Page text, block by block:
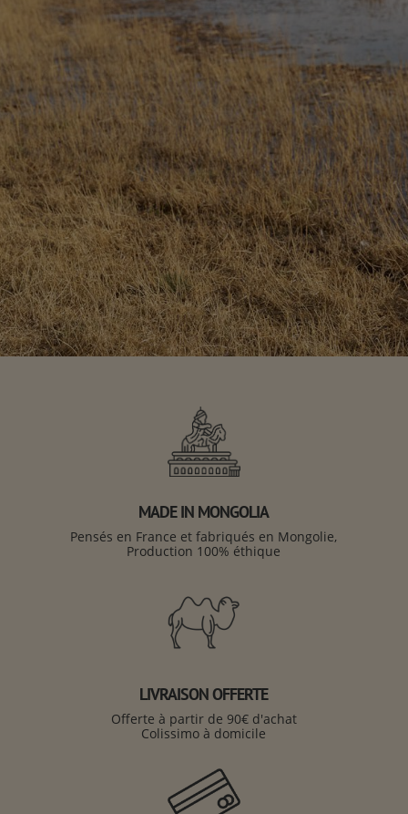
MADE IN MONGOLIA
Pensés en France et fabriqués en Mongolie,
Production 100% éthique
LIVRAISON OFFERTE
Offerte à partir de 90€ d'achat
Colissimo à domicile